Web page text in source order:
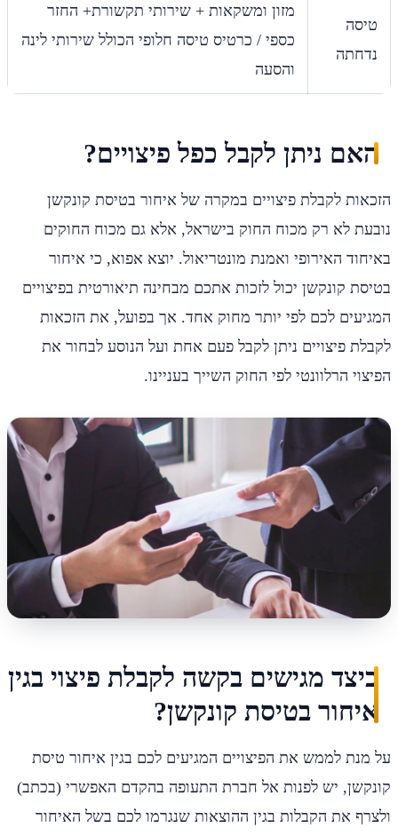
טיסה
נדחתה
מזון ומשקאות + שירותי תקשורת+ החזר
כספי / כרטיס טיסה חלופי הכולל שירותי לינה
והסעה
האם ניתן לקבל כפל פיצויים?
הזכאות לקבלת פיצויים במקרה של איחור בטיסת קונקשן
נובעת לא רק מכוח החוק בישראל, אלא גם מכוח החוקים
באיחוד האירופי ואמנת מונטריאול. יוצא אפוא, כי איחור
בטיסת קונקשן יכול לזכות אתכם מבחינה תיאורטית בפיצויים
המגיעים לכם לפי יותר מחוק אחד. אך בפועל, את הזכאות
לקבלת פיצויים ניתן לקבל פעם אחת ועל הנוסע לבחור את
הפיצוי הרלוונטי לפי החוק השייך בעניינו.
כיצד מגישים בקשה לקבלת פיצוי בגין
איחור בטיסת קונקשן?
על מנת לממש את הפיצויים המגיעים לכם בגין איחור טיסת
קונקשן, יש לפנות אל חברת התעופה בהקדם האפשרי (בכתב)
ולצרף את הקבלות בגין ההוצאות שנגרמו לכם בשל האיחור